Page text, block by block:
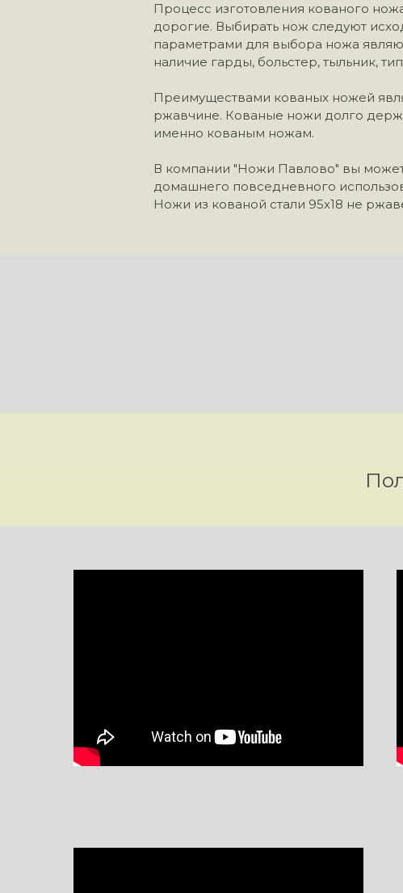
Процесс изготовления кованого
дорогие. Выбирать нож следуют
параметрами для выбора ножа
наличие гарды, больстер, тыльник, тип
Преимуществами кованых ножей
ржавчине. Кованые ножи долго
именно кованым ножам.
В компании "Ножи Павлово" вы
домашнего повседневного
Ножи из кованой стали 95х18 не